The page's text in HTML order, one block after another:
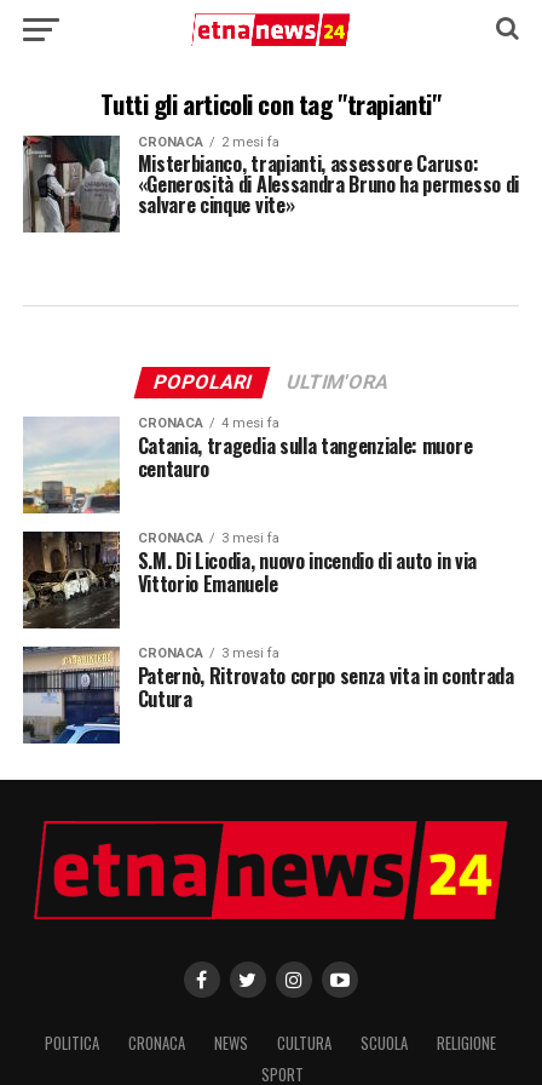
Tutti gli articoli con tag "trapianti"
CRONACA 2 mesi fa
Misterbianco, trapianti, assessore Caruso:
«Generosità di Alessandra Bruno ha permesso di
salvare cinque vite»
POPOLARI ULTIM'ORA
CRONACA 4 mesi fa
Catania, tragedia sulla tangenziale: muore
centauro
CRONACA 3 mesi fa
S.M. Di Licodia, nuovo incendio di auto in via
Vittorio Emanuele
CRONACA 3 mesi fa
Paternò, Ritrovato corpo senza vita in contrada
Cutura
POLITICA CRONACA NEWS CULTURA SCUOLA
RELIGIONE
SPORT